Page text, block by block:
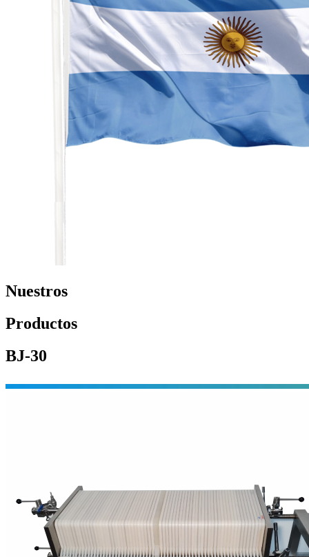
Nuestros
Productos
BJ-30